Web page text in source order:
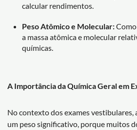
calcular rendimentos.
Peso Atômico e Molecular:
a massa atômica e molecular
químicas.
A Importância da Química Geral em
No contexto dos exames vestibulares,
um peso significativo, porque muitos